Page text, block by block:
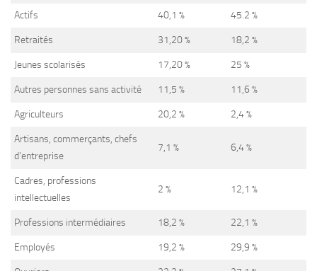
Actifs 40,1 % 45.2 %
Retraités 31,20 % 18,2 %
Jeunes scolarisés 17,20 % 25 %
Autres personnes sans activité 11,5 % 11,6 %
Agriculteurs 20,2 % 2,4 %
Artisans, commerçants, chefs
d’entreprise
7,1 % 6,4 %
Cadres, professions
intellectuelles
2 % 12,1 %
Professions intermédiaires 18,2 % 22,1 %
Employés 19,2 % 29,9 %